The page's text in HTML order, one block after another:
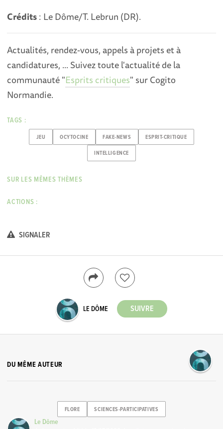
Crédits: Le Dôme/T. Lebrun (DR).
Actualités, rendez-vous, appels à projets et à
candidatures, ... Suivez toute l'actualité de la
communauté "Esprits critiques" sur Cogito
Normandie.
TAGS :
JEU OCYTOCINE FAKE-NEWS ESPRIT-CRITIQUE
INTELLIGENCE
SUR LES MÊMES THÈMES
ACTIONS :
SIGNALER
LE DÔME
DU MÊME AUTEUR
FLORE SCIENCES-PARTICIPATIVES
Le Dôme